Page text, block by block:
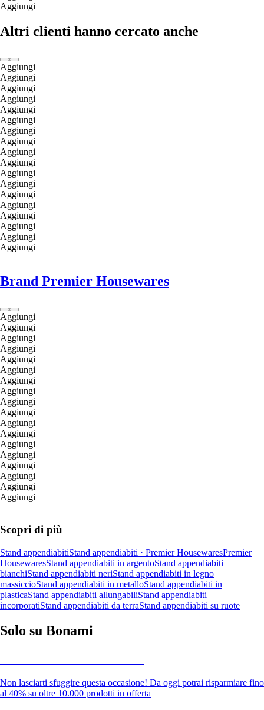
Aggiungi
Altri clienti hanno cercato anche
Aggiungi
Aggiungi
Aggiungi
Aggiungi
Aggiungi
Aggiungi
Aggiungi
Aggiungi
Aggiungi
Aggiungi
Aggiungi
Aggiungi
Aggiungi
Aggiungi
Aggiungi
Aggiungi
Aggiungi
Aggiungi
Brand Premier Housewares
Aggiungi
Aggiungi
Aggiungi
Aggiungi
Aggiungi
Aggiungi
Aggiungi
Aggiungi
Aggiungi
Aggiungi
Aggiungi
Aggiungi
Aggiungi
Aggiungi
Aggiungi
Aggiungi
Aggiungi
Aggiungi
Scopri di più
Stand appendiabitiStand appendiabiti · Premier HousewaresPremier
HousewaresStand appendiabiti in argentoStand appendiabiti
bianchiStand appendiabiti neriStand appendiabiti in legno
massiccioStand appendiabiti in metalloStand appendiabiti in
plasticaStand appendiabiti allungabiliStand appendiabiti
incorporatiStand appendiabiti da terraStand appendiabiti su ruote
Solo su Bonami
Non lasciarti sfuggire questa occasione! Da oggi potrai risparmiare fino
al 40% su oltre 10.000 prodotti in offerta